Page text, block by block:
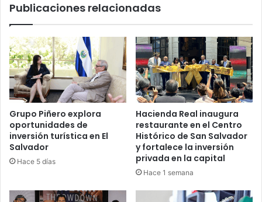
Publicaciones relacionadas
Grupo Piñero explora
oportunidades de
inversión turística en El
Salvador
Hace 5 días
Hacienda Real inaugura
restaurante en el Centro
Histórico de San Salvador
y fortalece la inversión
privada en la capital
Hace 1 semana